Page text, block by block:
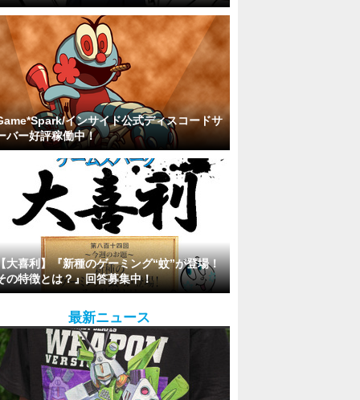
インサイド公式ディスコードサ
バー好評稼働中！
大喜利】『新種のゲーミング“蚊”が登場！
の特徴とは？』回答募集中！
最新ニュース